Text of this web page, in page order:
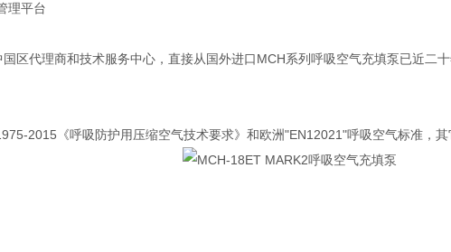
理平台
区代理商和技术服务中心，直接从国外进口MCH系列呼吸空气充填泵已近二
2015《呼吸防护用压缩空气技术要求》和欧洲"EN12021"呼吸空气标准，